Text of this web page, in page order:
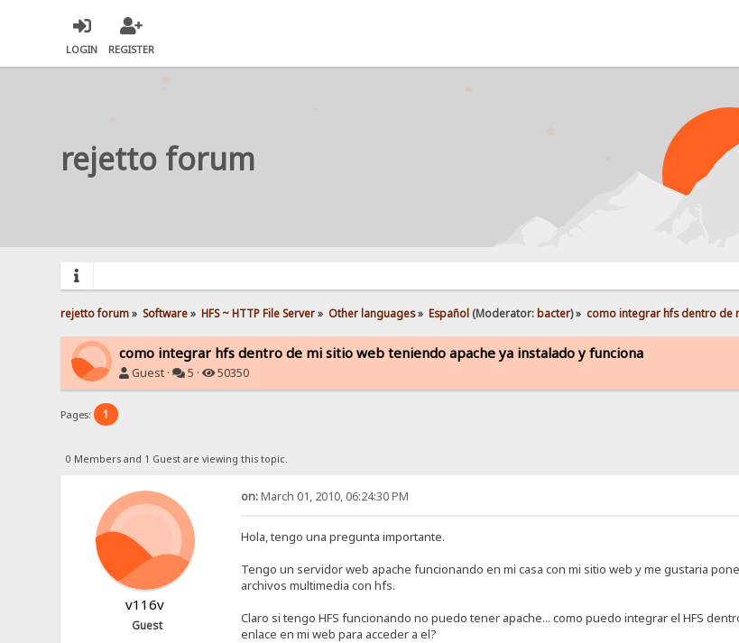
LOGIN REGISTER
rejetto forum
rejetto forum» Software» HFS ~ HTTP File Server» Other languages» Español(Moderator: bacter) » como integrar hfs dentro de
como integrar hfs dentro de mi sitio web teniendo apache ya instalado y funciona
Guest · 5 · 50350
Pages: 1
0 Members and 1 Guest are viewing this topic.
v116v
Guest
on:March 01, 2010, 06:24:30 PM
Hola, tengo una pregunta importante.
Tengo un servidor web apache funcionando en mi casa con mi sitio web y me gustaria
archivos multimedia con hfs.
Claro si tengo HFS funcionando no puedo tener apache... como puedo integrar el HFS
enlace en mi web para acceder a el?